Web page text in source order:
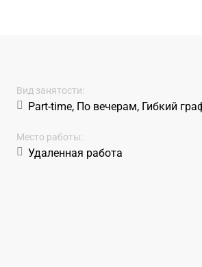
Вид занятости:
Part-time, По вечерам, Гибкий
Место работы:
Удаленная работа